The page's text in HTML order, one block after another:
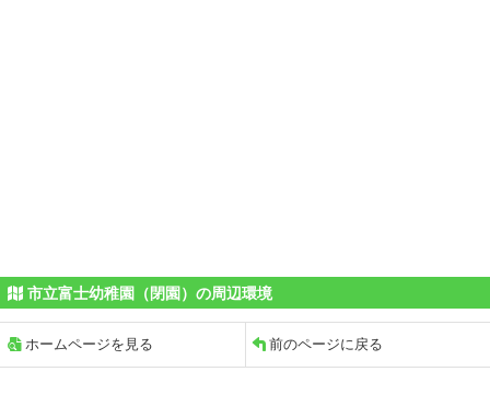
市立富士幼稚園（閉園）の周辺環境
ホームページを見る 前のページに戻る